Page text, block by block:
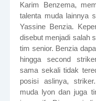
Karim Benzema,
talenta muda lainnya
Yassine Benzia.
disebut menjadi salah
tim senior. Benzia
hingga second
sama sekali tidak
posisi aslinya,
muda lyon dan juga